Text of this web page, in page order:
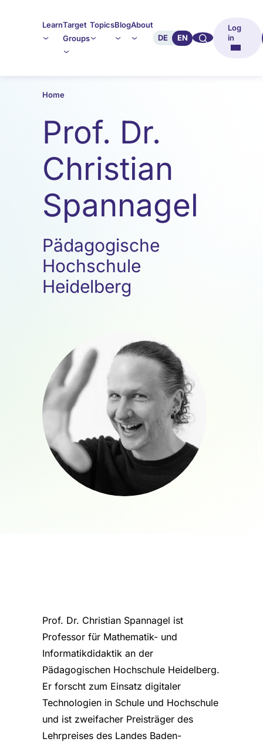
LearnTarget
Groups
TopicsBlogAbout
DE
EN 🔍︎︎
Log
in
Home
Prof. Dr.
Christian
Spannagel
Pädagogische
Hochschule
Heidelberg
Prof. Dr. Christian Spannagel ist
Professor für Mathematik- und
Informatikdidaktik an der
Pädagogischen Hochschule Heidelberg.
Er forscht zum Einsatz digitaler
Technologien in Schule und Hochschule
und ist zweifacher Preisträger des
Lehrpreises des Landes Baden-